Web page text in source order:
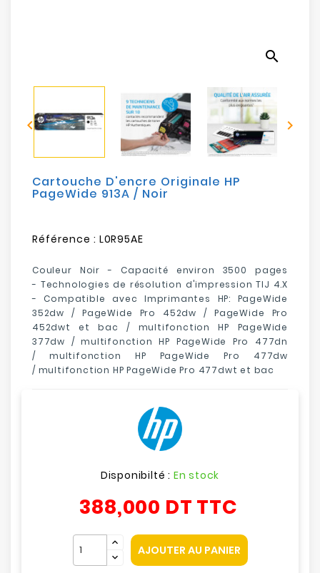
search
 
Cartouche D'encre Originale HP
PageWide 913A / Noir
Référence : L0R95AE
Couleur Noir - Capacité environ 3500
pages
- Technologies de résolution d'impression TIJ 4.X
- Compatible avec Imprimantes HP: PageWide
352dw / PageWide Pro 452dw / PageWide Pro
452dwt et bac / multifonction HP PageWide
377dw / multifonction HP PageWide Pro 477dn
/ multifonction HP PageWide Pro 477dw
/ multifonction HP PageWide Pro 477dwt et bac
Disponibilté : En stock
388,000 DT TTC
AJOUTER AU PANIER